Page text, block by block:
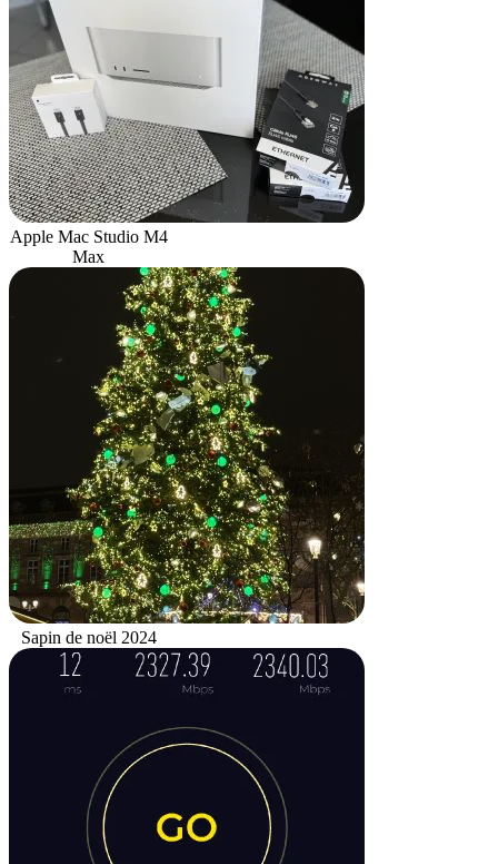
Apple Mac Studio M4
Max
Sapin de noël 2024